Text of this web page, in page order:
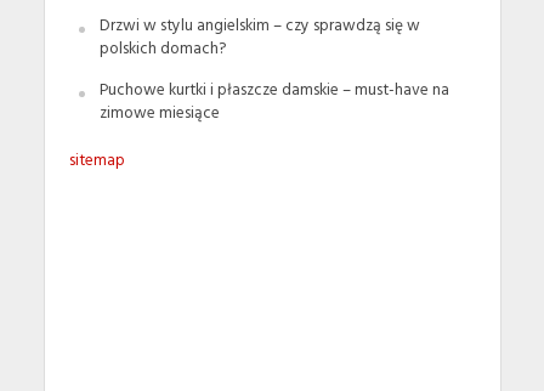
Drzwi w stylu angielskim – czy sprawdzą się w
polskich domach?
Puchowe kurtki i płaszcze damskie – must-have na
zimowe miesiące
sitemap